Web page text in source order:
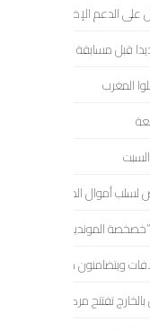
الدعم الإضافي
قبل مسابقة دوري الأبطال
أموال الضحايا
المونديال”
ويتضامنون مع إسبانيا
تفتتح مركزا للاستقبال